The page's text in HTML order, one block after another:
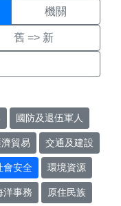
機關
舊 => 新
國防及退伍軍人
貿易 交通及建設
會安全 環境資源
洋事務 原住民族